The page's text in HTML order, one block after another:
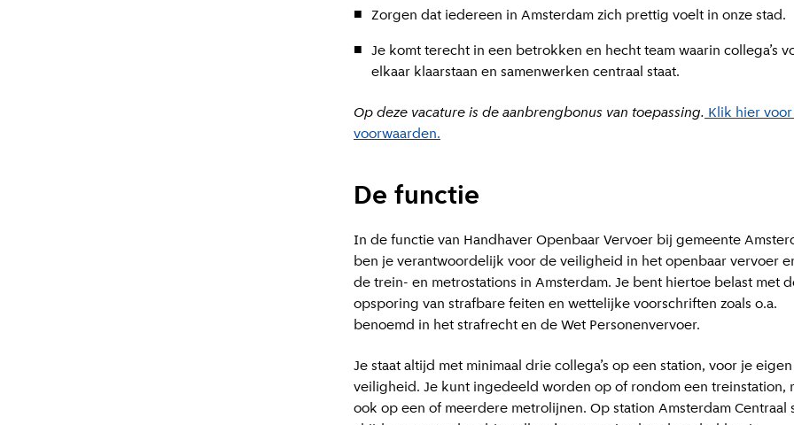
Zorgen dat iedereen in Amsterdam zich prettig voelt in onze stad.
Je komt terecht in een betrokken en hecht team waarin collega’s
elkaar klaarstaan en samenwerken centraal staat.
Op deze vacature is de aanbrengbonus van toepassing. Klik hier
voorwaarden.
De functie
In de functie van Handhaver Openbaar Vervoer bij gemeente
ben je verantwoordelijk voor de veiligheid in het openbaar vervoer
de trein- en metrostations in Amsterdam. Je bent hiertoe belast met
opsporing van strafbare feiten en wettelijke voorschriften zoals o.a.
benoemd in het strafrecht en de Wet Personenvervoer.
Je staat altijd met minimaal drie collega’s op een station, voor je eigen
veiligheid. Je kunt ingedeeld worden op of rondom een treinstation,
ook op een of meerdere metrolijnen. Op station Amsterdam Centraal